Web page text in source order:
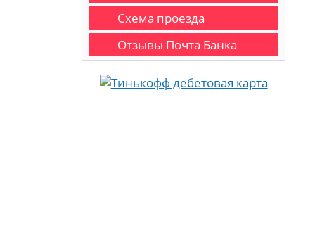
Схема проезда
Отзывы Почта Банка